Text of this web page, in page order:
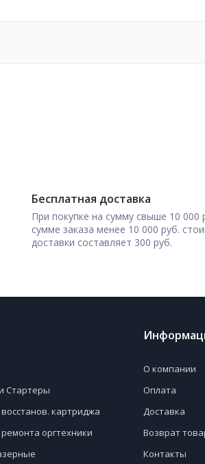
Бесплатная доставка
При покупке на сумму свыше 10 000
сумме заказа менее 10 000 руб.
доставки составляет 300 руб.
Стартеры
картриджа
оргтехники
О компании
Оплата
Доставка
Возврат
Контакты